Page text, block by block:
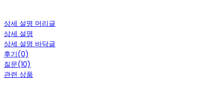
상세 설명 머리글
상세 설명
상세 설명 바닥글
후기(0)
질문(10)
관련 상품